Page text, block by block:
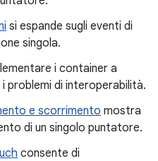
si espande sugli eventi di
singola.
i container a
problemi di interoperabilità.
e scorrimento mostra
di un singolo puntatore.
consente di